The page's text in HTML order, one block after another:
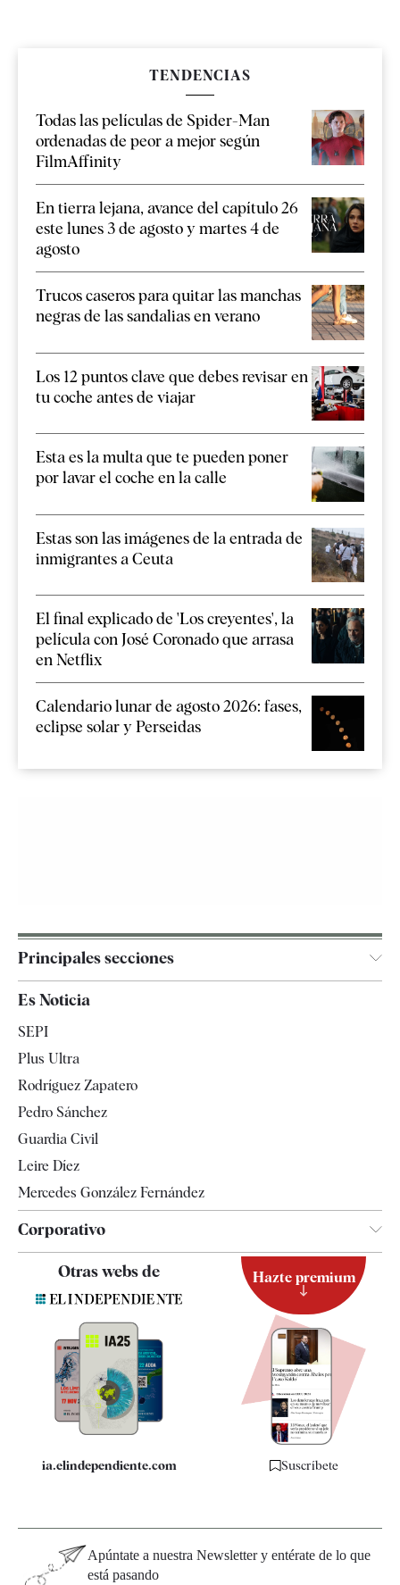
TENDENCIAS
Todas las películas de Spider-Man
ordenadas de peor a mejor según
FilmAffinity
En tierra lejana, avance del capítulo 26
este lunes 3 de agosto y martes 4 de
agosto
Trucos caseros para quitar las manchas
negras de las sandalias en verano
Los 12 puntos clave que debes revisar en
tu coche antes de viajar
Esta es la multa que te pueden poner
por lavar el coche en la calle
Estas son las imágenes de la entrada de
inmigrantes a Ceuta
El final explicado de 'Los creyentes', la
película con José Coronado que arrasa
en Netflix
Calendario lunar de agosto 2026: fases,
eclipse solar y Perseidas
Principales secciones
España
Televisión
Es Noticia
SEPI
Plus Ultra
Rodríguez Zapatero
Pedro Sánchez
Guardia Civil
Leire Díez
Mercedes González Fernández
Corporativo
Contacto
Quiénes somos
Especificaciones
Otras webs de
ia.elindependiente.com
Hazte premium
Suscríbete
Apúntate a nuestra Newsletter y entérate de lo que
está pasando